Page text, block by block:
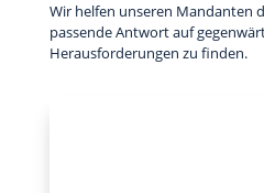
Wir helfen unseren Mandanten
passende Antwort auf
Herausforderungen zu finden.